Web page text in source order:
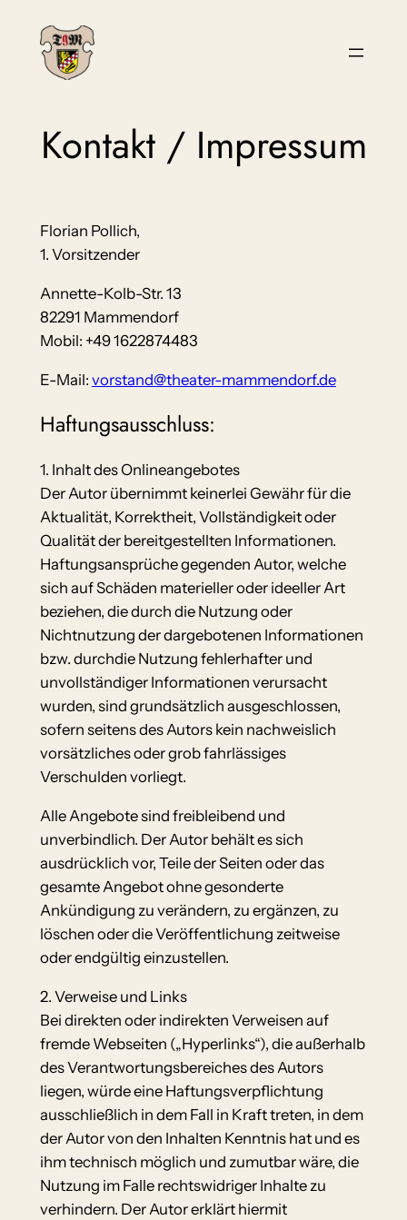
Inhalt
springen
Kontakt / Impressum
Florian Pollich,
1. Vorsitzender
Annette-Kolb-Str. 13
82291 Mammendorf
Mobil: +49 1622874483
E-Mail: vorstand@theater-mammendorf.de
Haftungsausschluss:
1. Inhalt des Onlineangebotes
Der Autor übernimmt keinerlei Gewähr für die
Aktualität, Korrektheit, Vollständigkeit oder
Qualität der bereitgestellten Informationen.
Haftungsansprüche gegenden Autor, welche
sich auf Schäden materieller oder ideeller Art
beziehen, die durch die Nutzung oder
Nichtnutzung der dargebotenen Informationen
bzw. durchdie Nutzung fehlerhafter und
unvollständiger Informationen verursacht
wurden, sind grundsätzlich ausgeschlossen,
sofern seitens des Autors kein nachweislich
vorsätzliches oder grob fahrlässiges
Verschulden vorliegt.
Alle Angebote sind freibleibend und
unverbindlich. Der Autor behält es sich
ausdrücklich vor, Teile der Seiten oder das
gesamte Angebot ohne gesonderte
Ankündigung zu verändern, zu ergänzen, zu
löschen oder die Veröffentlichung zeitweise
oder endgültig einzustellen.
2. Verweise und Links
Bei direkten oder indirekten Verweisen auf
fremde Webseiten („Hyperlinks“), die außerhalb
des Verantwortungsbereiches des Autors
liegen, würde eine Haftungsverpflichtung
ausschließlich in dem Fall in Kraft treten, in dem
der Autor von den Inhalten Kenntnis hat und es
ihm technisch möglich und zumutbar wäre, die
Nutzung im Falle rechtswidriger Inhalte zu
verhindern. Der Autor erklärt hiermit